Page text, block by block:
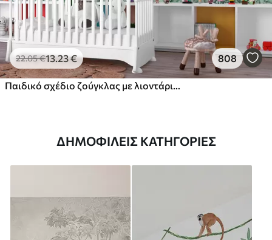
22.05€13.23€ 808
ΔΗΜΟΦΙΛΕΊΣ ΚΑΤΗΓΟΡΊΕΣ